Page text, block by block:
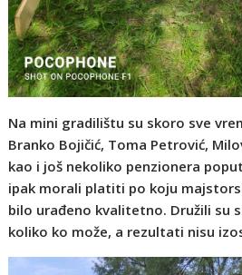
Na mini gradilištu su skoro sve
Branko Bojičić, Toma Petrović,
kao i još nekoliko penzionera
ipak morali platiti po koju
bilo urađeno kvalitetno. Družili su
koliko ko može, a rezultati nisu